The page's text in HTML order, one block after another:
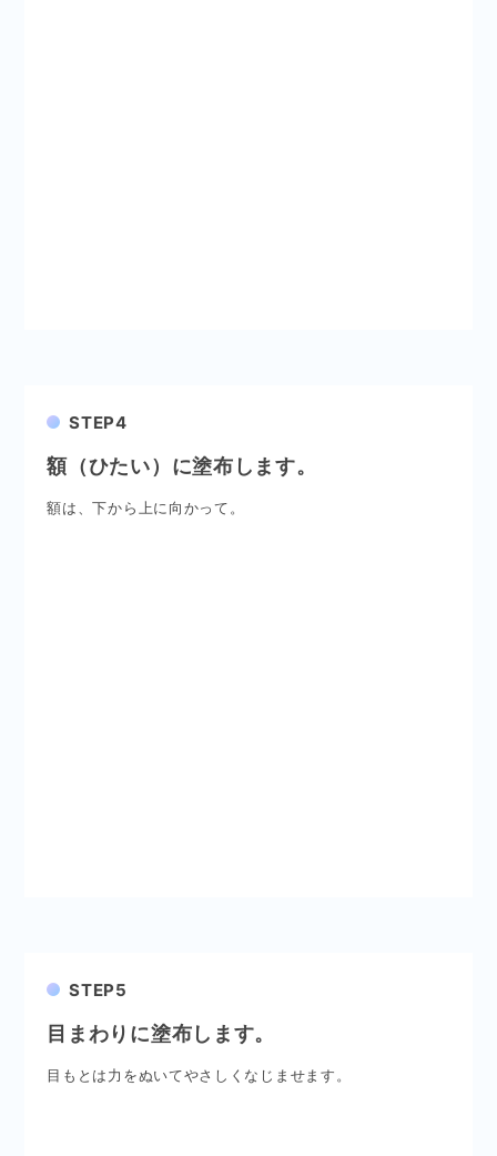
STEP4
額（ひたい）に塗布します。
額は、下から上に向かって。
STEP5
目まわりに塗布します。
目もとは力をぬいてやさしくなじませます。